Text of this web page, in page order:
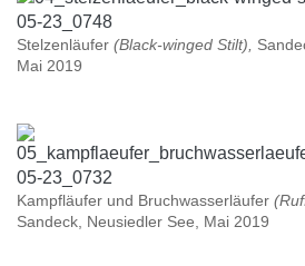
Stelzenläufer (Black-winged Stilt),
Mai 2019
Kampfläufer und Bruchwasserläufer
Sandeck, Neusiedler See, Mai 2019